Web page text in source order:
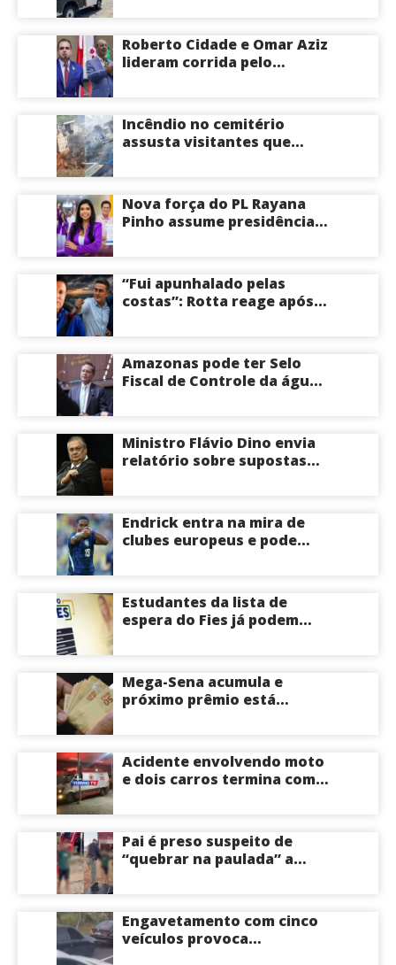
Roberto Cidade e Omar Aziz
lideram corrida pelo
Incêndio no cemitério
assusta visitantes que
Nova força do PL Rayana
Pinho assume presidência
como nome competitivo
para a ALEAM
“Fui apunhalado pelas
costas”: Rotta reage após
o Senado pelo Amazonas;
veja
Amazonas pode ter Selo
Fiscal de Controle da água
Ministro Flávio Dino envia
relatório sobre supostas
Endrick entra na mira de
clubes europeus e pode
Estudantes da lista de
espera do Fies já podem
Mega-Sena acumula e
próximo prêmio está
Acidente envolvendo moto
e dois carros termina com
Pai é preso suspeito de
“quebrar na paulada” a
Itacoatiara: “batia para
corrigir e educar”; veja
vídeo
Engavetamento com cinco
veículos provoca